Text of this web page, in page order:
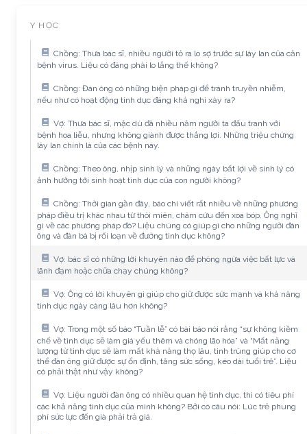
Y HỌC
Chồng: Thưa bác sĩ, nhiều người tỏ ra lo sợ trước sự lây lan của căn
bệnh virus. Liệu có đáng phải lo lắng thế không?
Chồng: Đàn ông có những biện pháp gì để tránh truyền nhiễm,
nếu như có hoạt động tình dục đáng khả nghi xảy ra?
Vợ: Thưa bác sĩ, mặc dù đã nhiều năm người ta đấu tranh với
bệnh hoa liễu, nhưng không giành được thắng lợi. Những triệu chứng
lây lan chính là của các bệnh này.
Chồng: Theo ông, nhịp sinh lý và những ngày bất lợi về sinh lý có
ảnh hưởng tới sinh hoạt tình dục của con người không?
Chồng: Thời gian gần đây, báo chí viết rất nhiều về những phương
pháp điều trị khác nhau từ thôi miên, châm cứu đến xoa bóp. Ông nghĩ
gì về các phương pháp đó? Liệu chúng có giúp gì cho những người đàn
ông và đàn bà bị rối loạn về đường tình dục không?
Vợ: bác sĩ có những lời khuyên nào để phòng ngừa việc bất lực và
lãnh đạm hoặc chữa chạy chúng không?
Vợ: Ông có lời khuyên gì giúp cho giữ được sức mạnh và khả năng
tình dục ngày càng lâu hơn không?
Vợ: Trong một số báo “Tuần lễ” có bài báo nói rằng “sự không kiềm
chế về tình dục sẽ làm già yếu thêm và chóng lão hóa” và “Mất năng
lượng từ tình dục sẽ làm mất khả năng thọ lâu, tinh trùng giúp cho cơ
thể đàn ông giữ được sự ổn định, tăng sức sống, kéo dài tuổi trẻ”. Liệu
có phải thật như vậy không?
Vợ: Liệu người đàn ông có nhiều quan hệ tình dục, thì có tiêu phí
các khả năng tình dục của mình không? Bởi có câu nói: Lúc trẻ phung
phí sức lực đến già phải trả giá.